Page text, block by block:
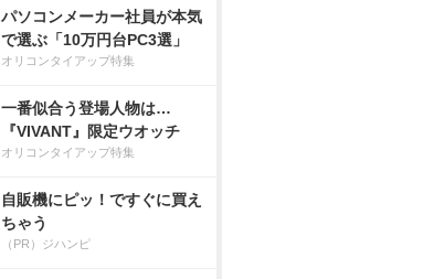
パソコンメーカー社員が本気
で選ぶ「10万円台PC3選」
オリコンタイアップ特集
一番似合う登場人物は…
『VIVANT』限定ウオッチ
オリコンタイアップ特集
自販機にピッ！ですぐに買え
ちゃう
（PR）ジハンピ